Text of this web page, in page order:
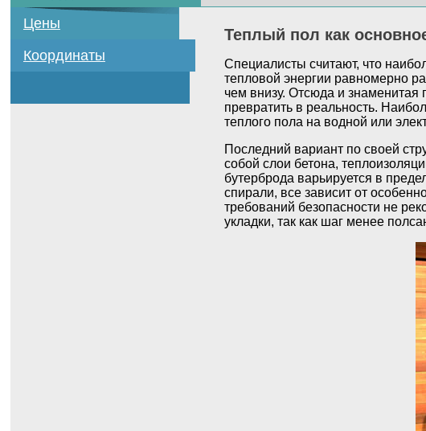
Цены
Координаты
Теплый пол как
Специалисты считают, что
тепловой энергии равномерно
чем внизу. Отсюда и
превратить в реальность.
теплого пола на водной или
Последний вариант по своей
собой слои бетона,
бутерброда варьируется в
спирали, все зависит от
требований безопасности не
укладки, так как шаг менее